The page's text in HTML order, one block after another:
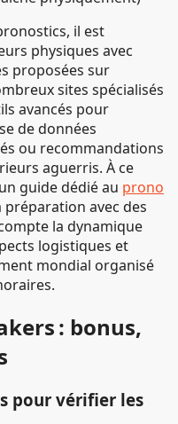
il est
physiques avec
proposées sur
sites spécialisés
avancés pour
de données
ou recommandations
aguerris. À ce
guide dédié au prono
préparation avec des
la dynamique
logistiques et
mondial organisé
: bonus,
pour vérifier les